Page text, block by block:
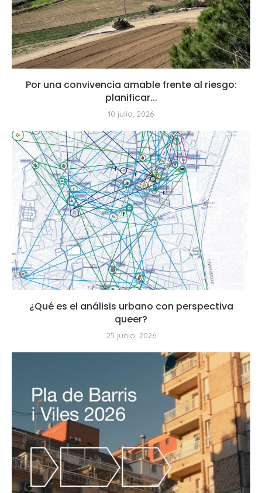
Por una convivencia amable frente al riesgo:
planificar...
10 julio, 2026
¿Qué es el análisis urbano con perspectiva
queer?
25 junio, 2026